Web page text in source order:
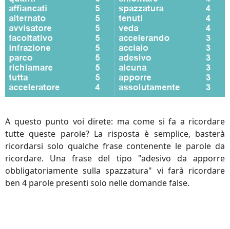
A questo punto voi direte: ma come si fa a ricordare
tutte queste parole? La risposta è semplice, basterà
ricordarsi solo qualche frase contenente le parole da
ricordare. Una frase del tipo "adesivo da apporre
obbligatoriamente sulla spazzatura" vi farà ricordare
ben 4 parole presenti solo nelle domande false.